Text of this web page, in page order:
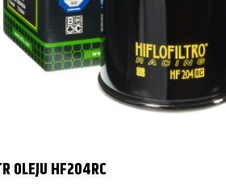
OLEJU HF204RC